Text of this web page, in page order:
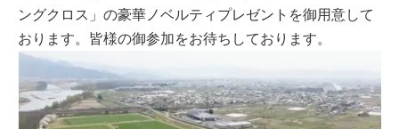
ングクロス」の豪華ノベルティプレゼントを御用意して
おります。皆様の御参加をお待ちしております。